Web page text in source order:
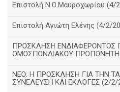
Επιστολή Ν.Ο.Μαυροχωρίου (4/
Επιστολή Αγιώτη Ελένης (4/2/
ΠΡΟΣΚΛΗΣΗ ΕΝΔΙΑΦΕΡΟΝΤΟΣ
ΟΜΟΣΠΟΝΔΙΑΚΟΥ ΠΡΟΠΟΝΗΤΗ
ΝΕΟ: Η ΠΡΟΣΚΛΗΣΗ ΓΙΑ ΤΗΝ
ΣΥΝΕΛΕΥΣΗ ΚΑΙ ΕΚΛΟΓΕΣ (2/2/